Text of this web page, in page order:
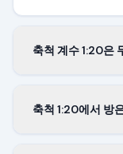
축척 계수 1:20은
곱하면 축척
축척 1:20에서 방